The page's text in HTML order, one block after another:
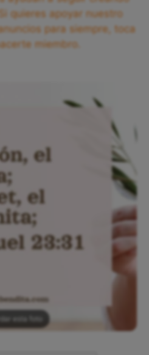
quieres apoyar nuestro
para siempre, toca
miembro.
esta foto